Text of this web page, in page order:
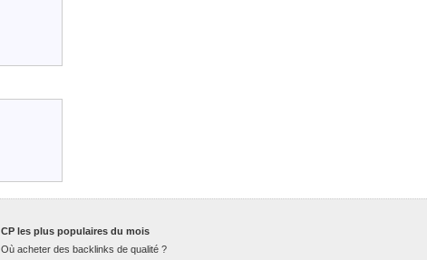
CP les plus populaires du mois
Où acheter des backlinks de qualité ?